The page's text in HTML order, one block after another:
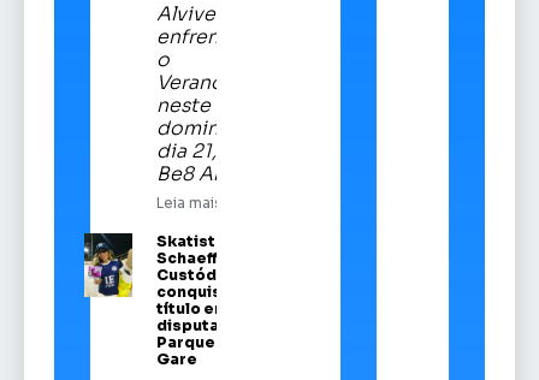
Alviverde
enfrentará
o
Veranópolis
neste
domingo,
dia 21, na
Be8 Arena
Leia mais
Skatista Alice
Schaeffer
Custódio
conquista
título em
disputa no
Parque da
Gare